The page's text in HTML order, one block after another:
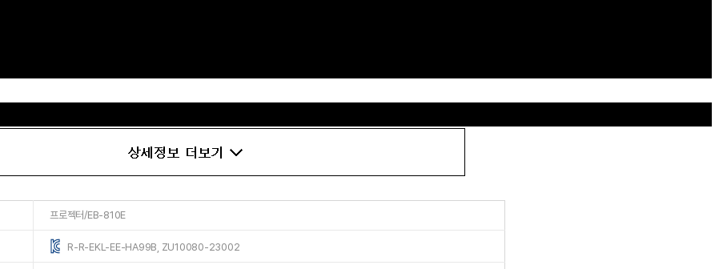
프로젝터/EB-810E
R-R-EKL-EE-HA99B, ZU10080-23002